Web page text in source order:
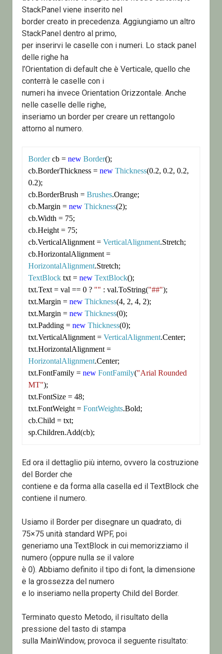
StackPanel viene inserito nel
border creato in precedenza. Aggiungiamo un altro
StackPanel dentro al primo,
per inserirvi le caselle con i numeri. Lo stack panel
delle righe ha
l’Orientation di default che è Verticale, quello che
conterrà le caselle con i
numeri ha invece Orientation Orizzontale. Anche
nelle caselle delle righe,
inseriamo un border per creare un rettangolo
attorno al numero.
Border cb = new Border();
cb.BorderThickness = new Thickness(0.2, 0.2, 0.2,
0.2);
cb.BorderBrush = Brushes.Orange;
cb.Margin = new Thickness(2);
cb.Width = 75;
cb.Height = 75;
cb.VerticalAlignment = VerticalAlignment.Stretch;
cb.HorizontalAlignment =
HorizontalAlignment
TextBlock txt = new TextBlock();
txt.Text = val == 0 ? "" : val.ToString("##");
txt.Margin = new Thickness(4, 2, 4, 2);
txt.Margin = new Thickness(0);
txt.Padding = new Thickness(0);
txt.VerticalAlignment = VerticalAlignment.Center;
txt.HorizontalAlignment =
HorizontalAlignment.Center;
txt.FontFamily = new FontFamily("Arial Rounded
MT");
txt.FontSize = 48;
txt.FontWeight = FontWeights.Bold;
cb.Child = txt;
sp.Children.Add(cb);
Ed ora il dettaglio più interno, ovvero la costruzione
del Border che
contiene e da forma alla casella ed il TextBlock che
contiene il numero.
Usiamo il Border per disegnare un quadrato, di
75×75 unità standard WPF, poi
generiamo una TextBlock in cui memorizziamo il
numero (oppure nulla se il valore
è 0). Abbiamo definito il tipo di font, la dimensione
e la grossezza del numero
e lo inseriamo nella property Child del Border.
Terminato questo Metodo, il risultato della
pressione del tasto di stampa
sulla MainWindow, provoca il seguente risultato: